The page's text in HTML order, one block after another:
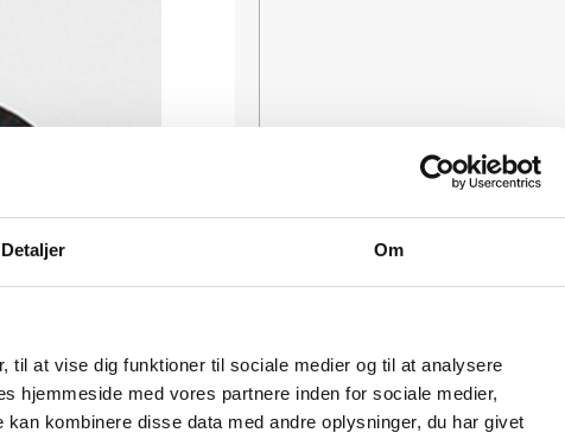
Detaljer Om
til at vise dig funktioner til sociale medier og til at analysere
hjemmeside med vores partnere inden for sociale medier,
kombinere disse data med andre oplysninger, du har givet